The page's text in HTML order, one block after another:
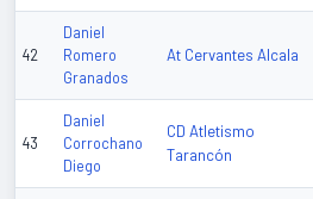
42
Daniel
Romero
Granados
At Cervantes Alcala
43
Daniel
Corrochano
Diego
CD Atletismo
Tarancón